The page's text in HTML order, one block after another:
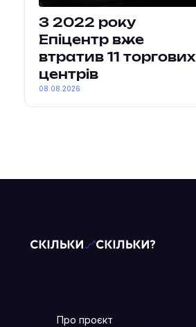
З 2022 року
Епіцентр вже
втратив 11 торгових
центрів
08.08.2026
Про проєкт